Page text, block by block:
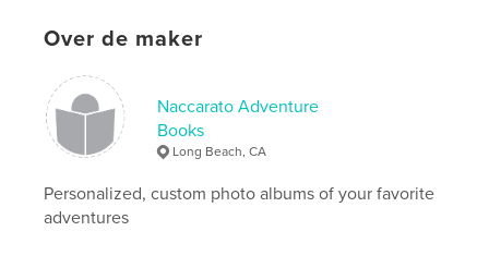
Over de maker
Naccarato Adventure
Books
Long Beach, CA
Personalized, custom photo albums of your favorite
adventures